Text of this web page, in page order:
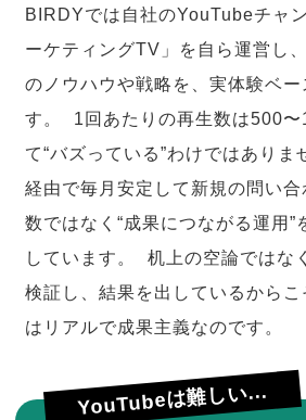
BIRDYでは自社のYouTubeチャ
ーケティングTV」を自ら運営し
のノウハウや戦略を、実体験ベー
す。 1回あたりの再生数は500〜
て“バズっている”わけではあり
経由で毎月安定して新規の問い
数ではなく“成果につながる運用”
しています。 机上の空論ではな
検証し、結果を出しているから
はリアルで成果主義なのです。
YouTubeは難しい...